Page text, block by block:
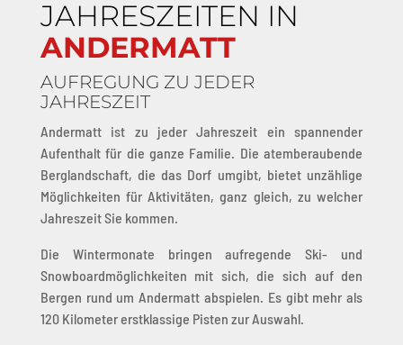
JAHRESZEITEN IN
ANDERMATT
AUFREGUNG ZU JEDER
JAHRESZEIT
Andermatt ist zu jeder Jahreszeit ein spannender
Aufenthalt für die ganze Familie. Die atemberaubende
Berglandschaft, die das Dorf umgibt, bietet unzählige
Möglichkeiten für Aktivitäten, ganz gleich, zu welcher
Jahreszeit Sie kommen.
Die Wintermonate bringen aufregende Ski- und
Snowboardmöglichkeiten mit sich, die sich auf den
Bergen rund um Andermatt abspielen. Es gibt mehr als
120 Kilometer erstklassige Pisten zur Auswahl.